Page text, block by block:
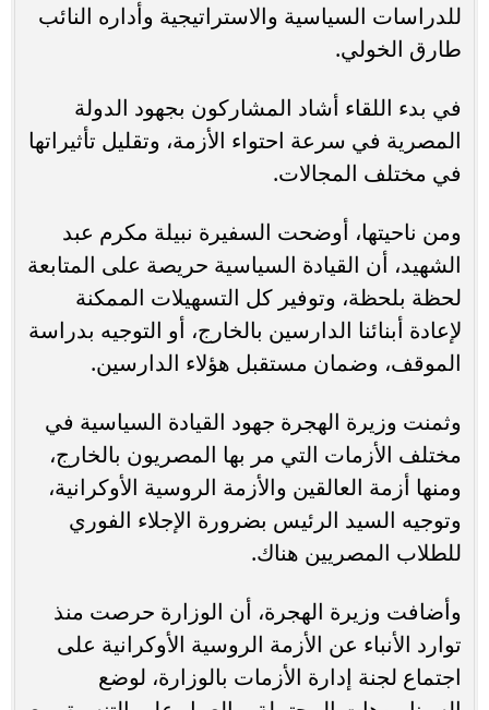
للدراسات السياسية والاستراتيجية وأداره النائب
طارق الخولي.
في بدء اللقاء أشاد المشاركون بجهود الدولة
المصرية في سرعة احتواء الأزمة، وتقليل تأثيراتها
في مختلف المجالات.
ومن ناحيتها، أوضحت السفيرة نبيلة مكرم عبد
الشهيد، أن القيادة السياسية حريصة على المتابعة
لحظة بلحظة، وتوفير كل التسهيلات الممكنة
لإعادة أبنائنا الدارسين بالخارج، أو التوجيه بدراسة
الموقف، وضمان مستقبل هؤلاء الدارسين.
وثمنت وزيرة الهجرة جهود القيادة السياسية في
مختلف الأزمات التي مر بها المصريون بالخارج،
ومنها أزمة العالقين والأزمة الروسية الأوكرانية،
وتوجيه السيد الرئيس بضرورة الإجلاء الفوري
للطلاب المصريين هناك.
وأضافت وزيرة الهجرة، أن الوزارة حرصت منذ
توارد الأنباء عن الأزمة الروسية الأوكرانية على
اجتماع لجنة إدارة الأزمات بالوزارة، لوضع